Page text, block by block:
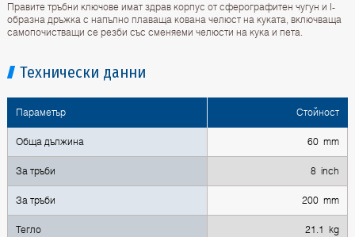
Правите тръбни ключове имат здрав корпус от сферографитен чугун и I-
образна дръжка с напълно плаваща кована челюст на куката, включваща
самопочистващи се резби със сменяеми челюсти на кука и пета.
Технически данни
Параметър Стойност
Обща дължина 60 mm
За тръби 8 inch
За тръби 200 mm
Тегло 21.1 kg